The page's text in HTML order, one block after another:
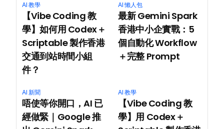
AI 教學
【Vibe Coding 教
學】如何用 Codex＋
Scriptable 製作香港
交通到站時間小組
件？
AI 懶人包
最新 Gemini Spark
香港中小企實戰：5
個自動化 Workflow
＋完整 Prompt
AI 新聞
唔使等你開口，AI 已
經做緊｜Google 推
AI 教學
【Vibe Coding 教
學】用 Codex＋